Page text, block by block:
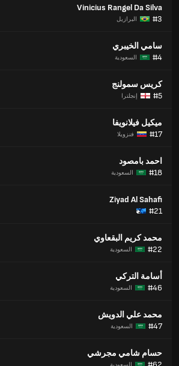
Vinicius Rangel Da Silva
#3
البرازيل
سامي الخيبري
#4
السعودية
كريس سمولنج
#5
إنجلترا
ميكيل فيلانويفا
#17
فنزويلا
احمد بامصود
#18
السعودية
Ziyad Al Sahafi
#21
محمد كريم البقعاوي
#22
السعودية
أسامة التركي
#46
السعودية
محمد علي الدويش
#47
السعودية
حسام شامي مجرشي
السعودية